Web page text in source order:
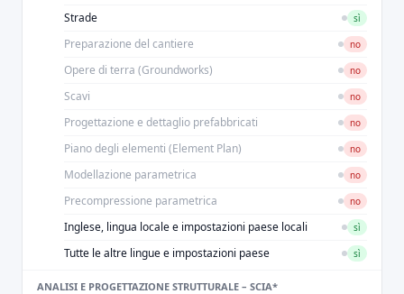
Strade sì
Preparazione del cantiere no
Opere di terra (Groundworks) no
Scavi no
Progettazione e dettaglio prefabbricati no
Piano degli elementi (Element Plan) no
Modellazione parametrica no
Precompressione parametrica no
Inglese, lingua locale e impostazioni paese locali sì
Tutte le altre lingue e impostazioni paese sì
ANALISI E PROGETTAZIONE STRUTTURALE – SCIA*